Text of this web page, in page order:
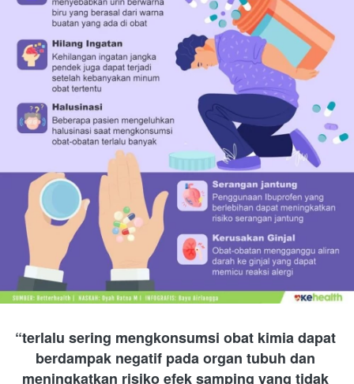
“terlalu sering mengkonsumsi obat kimia dapat
berdampak negatif pada organ tubuh dan
meningkatkan risiko efek samping yang tidak